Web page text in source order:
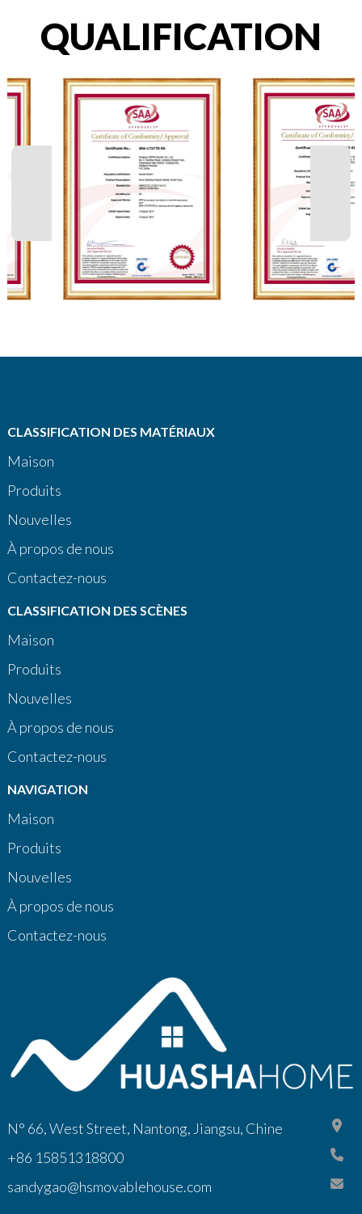
QUALIFICATION
CLASSIFICATION DES MATÉRIAUX
Maison
Produits
Nouvelles
À propos de nous
Contactez-nous
CLASSIFICATION DES SCÈNES
Maison
Produits
Nouvelles
À propos de nous
Contactez-nous
NAVIGATION
Maison
Produits
Nouvelles
À propos de nous
Contactez-nous
N° 66, West Street, Nantong, Jiangsu, Chine
+86 15851318800
sandygao@hsmovablehouse.com